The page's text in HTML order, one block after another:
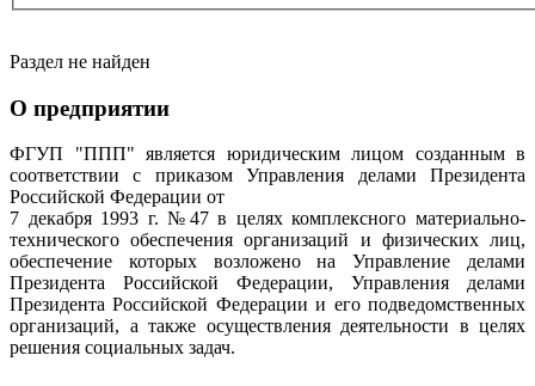
Раздел не найден
О предприятии
ФГУП "ППП" является юридическим лицом созданным в
соответствии с приказом Управления делами Президента
Российской Федерации от
7 декабря 1993 г. №47 в целях комплексного материально-
технического обеспечения организаций и физических лиц,
обеспечение которых возложено на Управление делами
Президента Российской Федерации, Управления делами
Президента Российской Федерации и его подведомственных
организаций, а также осуществления деятельности в целях
решения социальных задач.